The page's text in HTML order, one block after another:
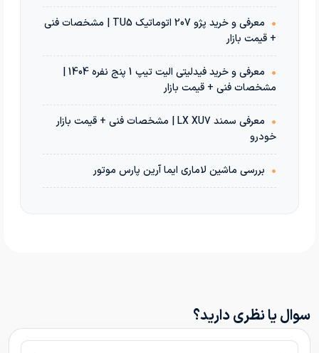
•
معرفی و خرید پژو 207 اتوماتیک TU5 | مشخصات فنی
+ قیمت بازار
•
معرفی و خرید فیدلیتی الیت تیپ 1 پنج نفره 1404 |
مشخصات فنی + قیمت بازار
•
معرفی سمند LX XU7 | مشخصات فنی + قیمت بازار
خودرو
• بررسی ماشین لاماری ایما آرین پارس موتور
سوال یا نظری دارید؟